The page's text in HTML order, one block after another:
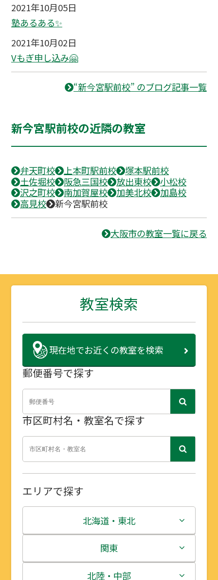
2021年10月05日
塾あるある✨
2021年10月02日
Vもぎ申し込み🤗
“新今宮駅前校” のブログ記事一覧
新今宮駅前校の近隣の教室
弁天町校 上本町駅前校
塚本駅前校
土佐堀校
阪急三国校 放出東校
小松校
沢之町校
南加賀屋校 加美北校
加島校
高見校
新今宮駅前校
大阪市の教室一覧に戻る
教室検索
現在地でお近くの教室を検索
郵便番号で探す
市区町村名・教室名で探す
エリアで探す
北海道・東北
北海道
青森県
関東
茨城県
北陸・中部